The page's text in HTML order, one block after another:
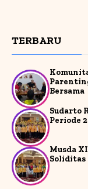
TERBARU
Bersama
Sudarto
Periode
Musda
Soliditas